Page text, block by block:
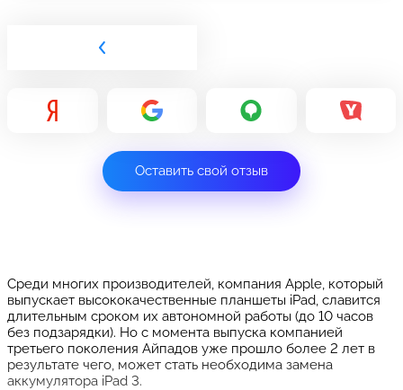
Оставить свой отзыв
Среди многих производителей, компания Apple, который
выпускает высококачественные планшеты iPad, славится
длительным сроком их автономной работы (до 10 часов
без подзарядки). Но с момента выпуска компанией
третьего поколения Айпадов уже прошло более 2 лет в
результате чего, может стать необходима замена
аккумулятора iPad 3.